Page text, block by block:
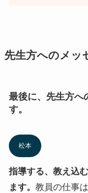
先生方へのメッ
最後に、先生方へ
す。
松本
指導する、教え込
ます。 教員の仕事